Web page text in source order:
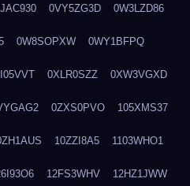
0VY5ZG3D 0W3LZD86
0W8SOPXW 0WY1BFPQ
0XLR0SZZ 0XW3VGXD
0ZXS0PVO 105XMS37
10ZZI8A5 1103WHO1
12FS3WHV 12HZ1JWW